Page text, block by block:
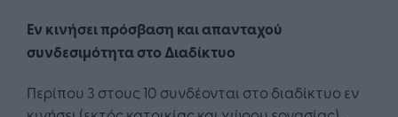
Εν κινήσει πρόσβαση και απανταχού
συνδεσιμότητα στο Διαδίκτυο
Περίπου 3 στους 10 συνδέονται στο διαδίκτυο εν